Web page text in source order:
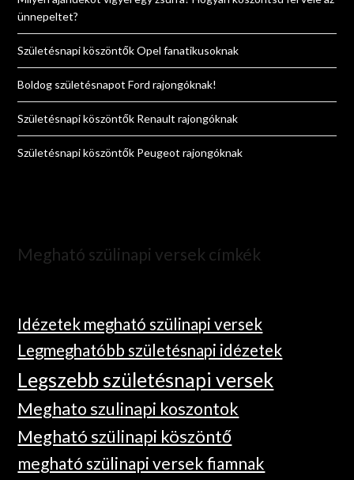
ünnepeltet?
Születésnapi köszöntők Opel fanatikusoknak
Boldog születésnapot Ford rajongóknak!
Születésnapi köszöntők Renault rajongóknak
Születésnapi köszöntők Peugeot rajongóknak
Megható szülinapi versek címkék
Idézetek megható szülinapi versek
Legmeghatóbb születésnapi idézetek
Legszebb születésnapi versek
Meghato szulinapi koszontok
Megható szülinapi köszöntő
megható szülinapi versek fiamnak